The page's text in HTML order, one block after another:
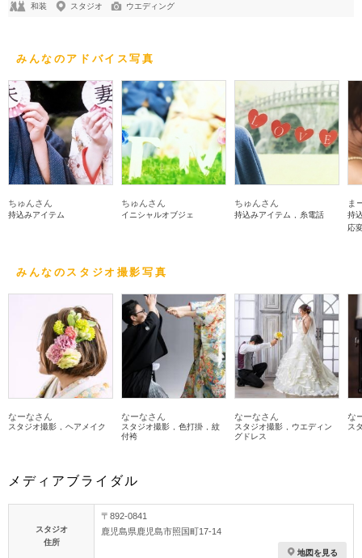
和装 スタジオ ウエディング
みんなのアドバイス写真
ちゅんさん
持込みアイテム
ちゅんさん
イニシャルオブジェ
ちゅんさん
持込みアイテム 糸電話
ま
持
応
みんなのスタジオ撮影写真
なーなさん
スタジオ撮影 ヘアメイク
なーなさん
スタジオ撮影 色打掛
紋
付袴
なーなさん
スタジオ撮影
ウエディン
グドレス
な
ス
メディアブライダル
スタジオ
住所
〒892-0841
鹿児島県鹿児島市照国町17-14
地図を見る